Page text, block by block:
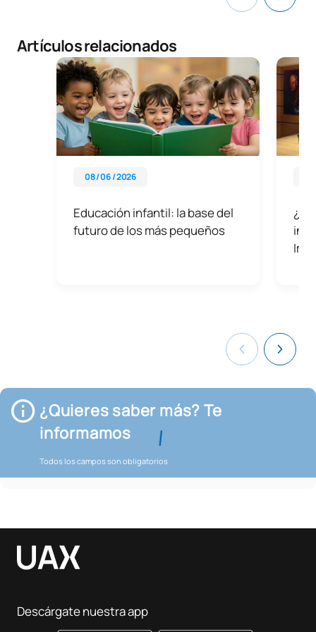
Artículos relacionados
08 / 06 / 2026
Educación infantil: la base del
futuro de los más pequeños
¿Quieres saber más? Te
informamos
Todos los campos son obligatorios
Descárgate nuestra app